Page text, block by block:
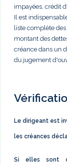
impayées, crédit
Il est
liste complète
montant des
créance dans un
du jugement
Le dirigeant est
les créances
Si elles sont